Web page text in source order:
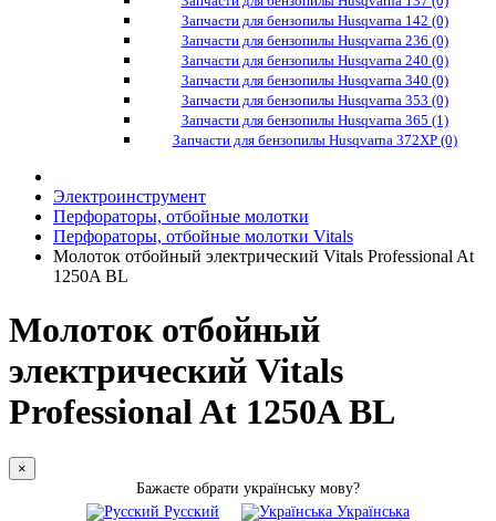
Запчасти для бензопилы Husqvarna 142 (0)
Запчасти для бензопилы Husqvarna 236 (0)
Запчасти для бензопилы Husqvarna 240 (0)
Запчасти для бензопилы Husqvarna 340 (0)
Запчасти для бензопилы Husqvarna 353 (0)
Запчасти для бензопилы Husqvarna 365 (1)
Запчасти для бензопилы Husqvarna 372XP (0)
Электроинструмент
Перфораторы, отбойные молотки
Перфораторы, отбойные молотки Vitals
Молоток отбойный электрический Vitals Professional At
1250A BL
Молоток отбойный
электрический Vitals
Professional At 1250A BL
×
Бажаєте обрати українську мову?
Русский
Українська